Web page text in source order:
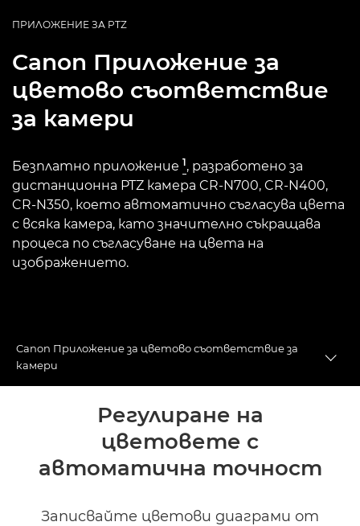
ПРИЛОЖЕНИЕ ЗА PTZ
Canon Приложение за
цветово съответствие
за камери
Безплатно приложение 1, разработено за
дистанционна PTZ камера CR-N700, CR-N400,
CR-N350, което автоматично съгласува цвета
с всяка камера, като значително съкращава
процеса по съгласуване на цвета на
изображението.
Canon Приложение за цветово съответствие за
камери
Регулиране на
цветовете с
автоматична точност
Записвайте цветови диаграми от